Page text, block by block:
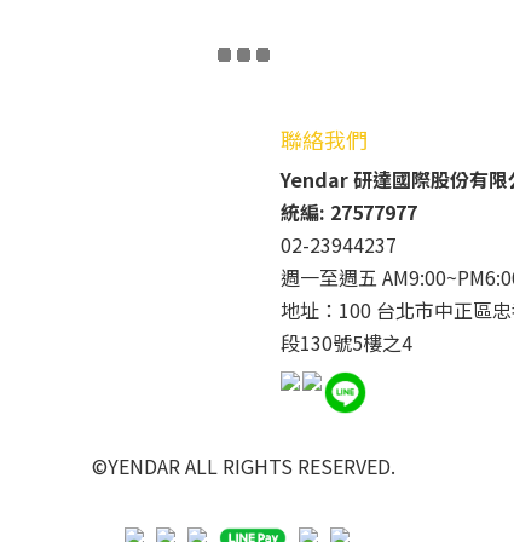
聯絡我們
Yendar 研達國際股份有限
統編: 27577977
02-23944237
週一至週五
地址：100 台北市中正區
段130號5樓之4
©YENDAR ALL RIGHTS RESERVED.